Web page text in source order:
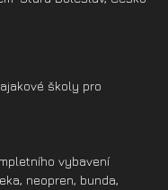
školy pro
vybavení
neopren, bunda,